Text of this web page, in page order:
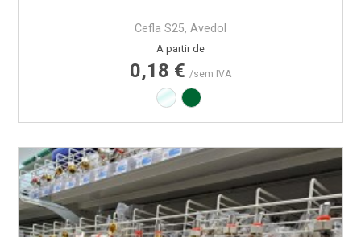
Cefla S25, Avedol
Preço
A partir de
0,18 € /sem IVA
TransparenteVerde RAL6029